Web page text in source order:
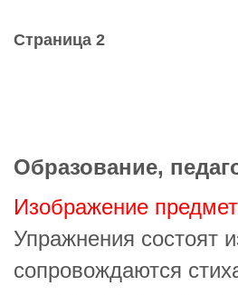
Страница 2
Образование,
Изображение
Упражнения состоят
сопровождаются